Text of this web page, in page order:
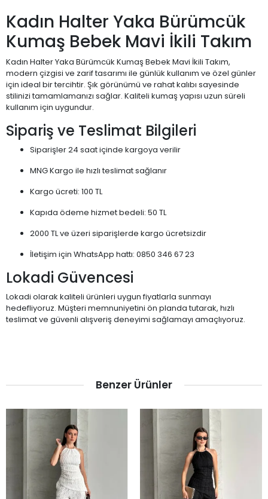
Kadın Halter Yaka Bürümcük
Kumaş Bebek Mavi İkili Takım
Kadın Halter Yaka Bürümcük Kumaş Bebek Mavi İkili Takım,
modern çizgisi ve zarif tasarımı ile günlük kullanım ve özel günler
için ideal bir tercihtir. Şık görünümü ve rahat kalıbı sayesinde
stilinizi tamamlamanızı sağlar. Kaliteli kumaş yapısı uzun süreli
kullanım için uygundur.
Sipariş ve Teslimat Bilgileri
Siparişler 24 saat içinde kargoya verilir
MNG Kargo ile hızlı teslimat sağlanır
Kargo ücreti: 100 TL
Kapıda ödeme hizmet bedeli: 50 TL
2000 TL ve üzeri siparişlerde kargo ücretsizdir
İletişim için WhatsApp hattı: 0850 346 67 23
Lokadi Güvencesi
Lokadi olarak kaliteli ürünleri uygun fiyatlarla sunmayı
hedefliyoruz. Müşteri memnuniyetini ön planda tutarak, hızlı
teslimat ve güvenli alışveriş deneyimi sağlamayı amaçlıyoruz.
Benzer Ürünler